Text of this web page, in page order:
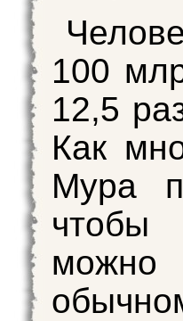
100
12,5
Как
Мура
чтобы
можно